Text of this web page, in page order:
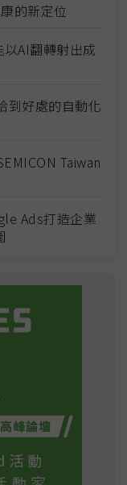
的新定位
AI翻轉射出成
到好處的自動化
Taiwan
Ads打造企業